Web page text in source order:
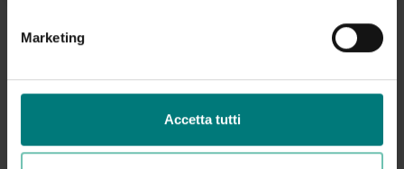
Marketing
Accetta tutti